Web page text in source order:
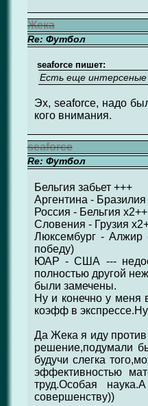
Жека
Re: Футбол
seaforce пишет:
Есть еще интерсеные
Эх, seaforce, надо
кого внимания.
seaforce
Re: Футбол
Бельгия забьет +++
Аргентина -
Россия - Бельгия
Словения - Грузия
Люксембург - Алжир
победу)
ЮАР - США ---
полностью другой
были замечены.
Ну и конечно у меня
коэфф в
Да Жека я иду
решение,подумали
будучи слегка
эффективностью
труд.Особая
совершенству))